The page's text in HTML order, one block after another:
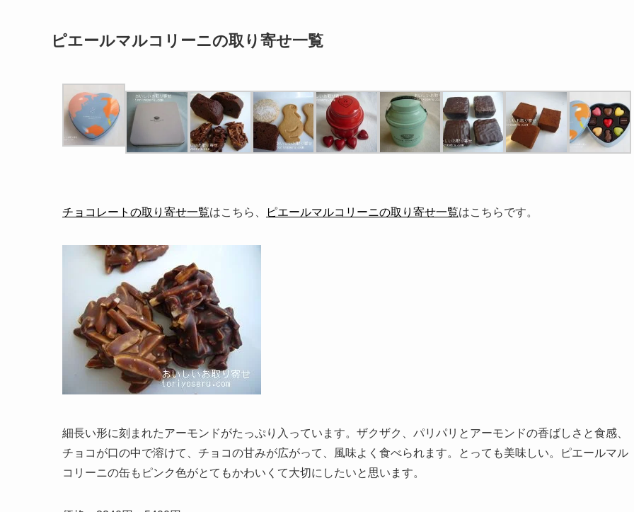
ピエールマルコリーニの取り寄せ一覧
チョコレートの取り寄せ一覧はこちら、 ピエールマルコリーニの取り寄せ一覧はこちらです。
細長い形に刻まれたアーモンドがたっぷり入っています。ザクザク、パリパリとアーモンドの香ばしさと食感、
チョコが口の中で溶けて、チョコの甘みが広がって、風味よく食べられます。とっても美味しい。ピエールマル
コリーニの缶もピンク色がとてもかわいくて大切にしたいと思います。